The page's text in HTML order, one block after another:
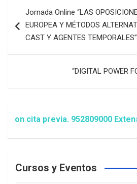
de
entradas
Jornada Online “LAS
EUROPEA Y MÉTODOS
CAST Y AGENTES TEMPORALES”
“DIGITAL POWER
952809000 Extensión 1481/
Cursos y Eventos